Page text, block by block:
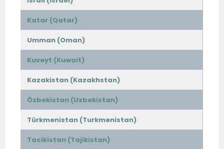
Katar (Qatar)
Umman (Oman)
Kuveyt (Kuwait)
Kazakistan (Kazakhstan)
Özbekistan (Uzbekistan)
Türkmenistan (Turkmenistan)
Tacikistan (Tajikistan)